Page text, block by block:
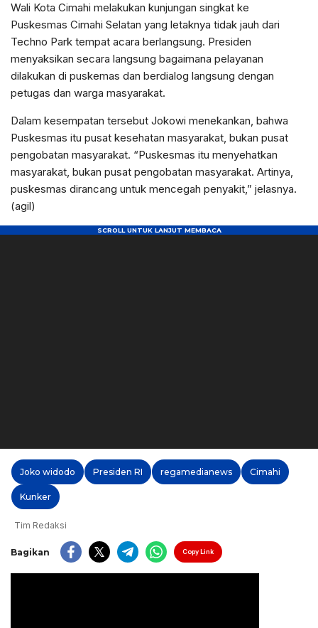
Wali Kota Cimahi melakukan kunjungan singkat ke
Puskesmas Cimahi Selatan yang letaknya tidak jauh dari
Techno Park tempat acara berlangsung. Presiden
menyaksikan secara langsung bagaimana pelayanan
dilakukan di puskemas dan berdialog langsung dengan
petugas dan warga masyarakat.
Dalam kesempatan tersebut Jokowi menekankan, bahwa
Puskesmas itu pusat kesehatan masyarakat, bukan pusat
pengobatan masyarakat. “Puskesmas itu menyehatkan
masyarakat, bukan pusat pengobatan masyarakat. Artinya,
puskesmas dirancang untuk mencegah penyakit,” jelasnya.
(agil)
Joko widodo Presiden RI regamedianews Cimahi
Kunker
Tim Redaksi
Bagikan Copy Link